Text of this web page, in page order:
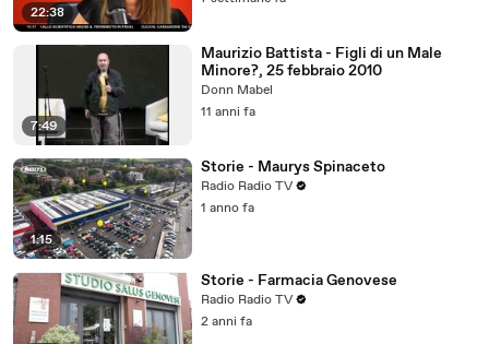
22:38
7:49
Maurizio Battista - Figli di un Male
Minore?, 25 febbraio 2010
Donn Mabel
11 anni fa
1:15
Storie - Maurys Spinaceto
Radio Radio TV
1 anno fa
Storie - Farmacia Genovese
Radio Radio TV
2 anni fa